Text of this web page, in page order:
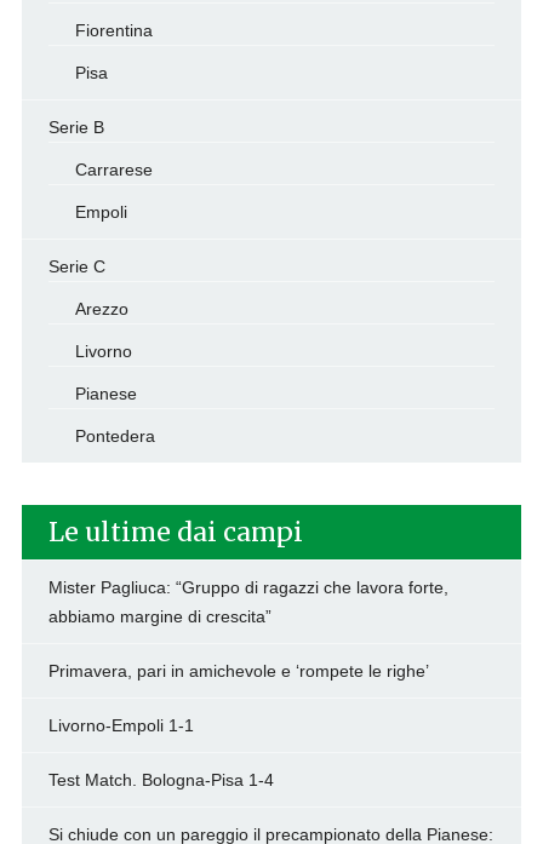
Fiorentina
Pisa
Serie B
Carrarese
Empoli
Serie C
Arezzo
Livorno
Pianese
Pontedera
Le ultime dai campi
Mister Pagliuca: “Gruppo di ragazzi che lavora forte,
abbiamo margine di crescita”
Primavera, pari in amichevole e ‘rompete le righe’
Livorno-Empoli 1-1
Test Match. Bologna-Pisa 1-4
Si chiude con un pareggio il precampionato della Pianese: